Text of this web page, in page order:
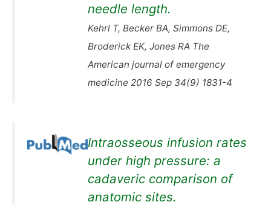
needle length.
Kehrl T, Becker BA, Simmons DE,
Broderick EK, Jones RA The
American journal of emergency
medicine 2016 Sep 34(9) 1831-4
Intraosseous infusion rates
under high pressure: a
cadaveric comparison of
anatomic sites.